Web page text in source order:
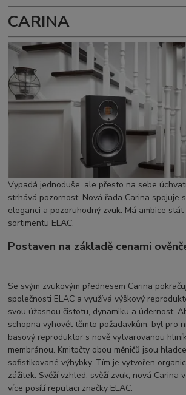
CARINA
Vypadá jednoduše, ale přesto na sebe
strhává pozornost. Nová řada Carina spojuje
eleganci a pozoruhodný zvuk. Má ambice
sortimentu ELAC.
Postaven na základě cenami
Se svým zvukovým přednesem Carina
společnosti ELAC a využívá výškový
svou úžasnou čistotu, dynamiku a údernost.
schopna vyhovět těmto požadavkům, byl pro
basový reproduktor s nově vytvarovanou
membránou. Kmitočty obou měničů jsou
sofistikované výhybky. Tím je vytvořen
zážitek. Svěží vzhled, svěží zvuk; nová Carina
více posílí reputaci značky ELAC.